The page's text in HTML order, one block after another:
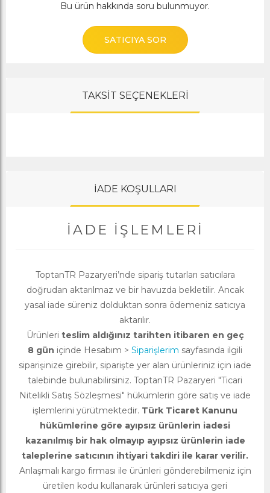
Bu ürün hakkında soru bulunmuyor.
SATICIYA SOR
TAKSİT SEÇENEKLERİ
İADE KOŞULLARI
İADE İŞLEMLERI
ToptanTR Pazaryeri’nde sipariş tutarları satıcılara
doğrudan aktarılmaz ve bir havuzda bekletilir. Ancak
yasal iade süreniz dolduktan sonra ödemeniz satıcıya
aktarılır.
Ürünleri teslim aldığınız tarihten itibaren en geç
8 gün içinde Hesabım > Siparişlerim sayfasında ilgili
siparişinize girebilir, siparişte yer alan ürünleriniz için iade
talebinde bulunabilirsiniz. ToptanTR Pazaryeri "Ticari
Nitelikli Satış Sözleşmesi" hükümlerin göre satış ve iade
işlemlerini yürütmektedir. Türk Ticaret Kanunu
hükümlerine göre ayıpsız ürünlerin iadesi
kazanılmış bir hak olmayıp ayıpsız ürünlerin iade
taleplerine satıcının ihtiyari takdiri ile karar verilir.
Anlaşmalı kargo firması ile ürünleri gönderebilmeniz için
üretilen kodu kullanarak ürünleri satıcıya geri